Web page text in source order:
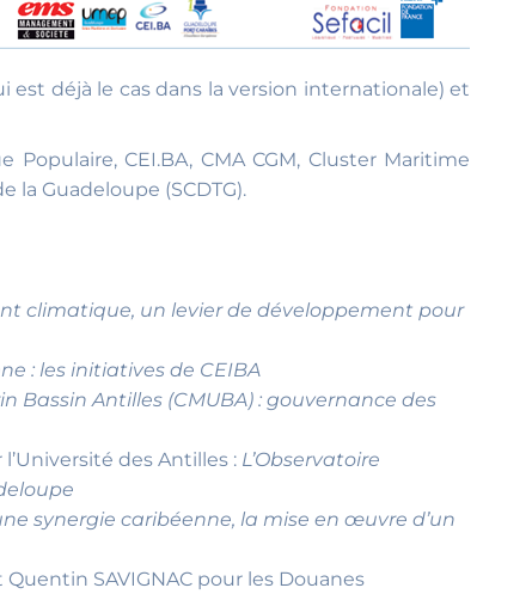
est déjà le cas dans la version internationale) et
CEI.BA, CMA CGM, Cluster Maritime
la Guadeloupe (SCDTG).
climatique, un levier de développement pour
: les initiatives de CEIBA
Bassin Antilles (CMUBA) : gouvernance des
l’Université des Antilles : L’Observatoire
synergie caribéenne, la mise en œuvre d’un
Quentin SAVIGNAC pour les Douanes